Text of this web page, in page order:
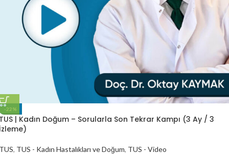
-22%
| Kadın Doğum – Sorularla Son Tekrar Kampı (3 Ay / 3
, TUS - Kadın Hastalıkları ve Doğum, TUS - Video